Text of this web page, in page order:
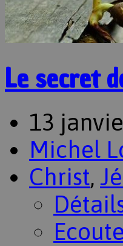
Le secret
13
Michel
Christ,